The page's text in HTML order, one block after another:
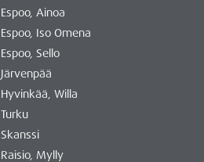
Espoo, Ainoa
Espoo, Iso Omena
Espoo, Sello
Järvenpää
Hyvinkää, Willa
Turku
Skanssi
Raisio, Mylly